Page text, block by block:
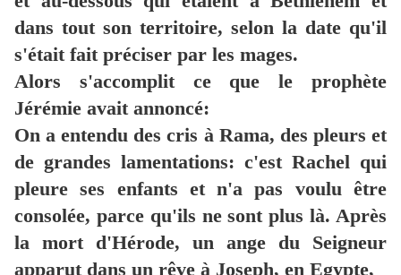
dans tout son territoire, selon la date qu'il
s'était fait préciser par les mages.
Alors s'accomplit ce que le prophète
Jérémie avait annoncé:
On a entendu des cris à Rama, des pleurs et
de grandes lamentations: c'est Rachel qui
pleure ses enfants et n'a pas voulu être
consolée, parce qu'ils ne sont plus là. Après
la mort d'Hérode, un ange du Seigneur
apparut dans un rêve à Joseph, en Egypte,